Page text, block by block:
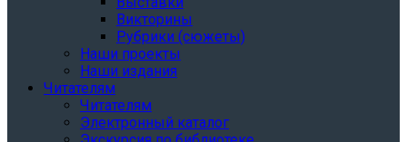
Викторины
Рубрики (сюжеты)
Наши проекты
Наши издания
Читателям
Читателям
Электронный каталог